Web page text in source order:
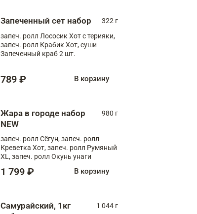
Запеченный сет набор
322 г
запеч. ролл Лососик Хот с терияки,
запеч. ролл Крабик Хот, суши
Запеченный краб 2 шт.
789 ₽ В корзину
Жара в городе набор
NEW
980 г
запеч. ролл Сёгун, запеч. ролл
Креветка Хот, запеч. ролл Румяный
XL, запеч. ролл Окунь унаги
1 799 ₽ В корзину
Самурайский, 1кг
1 044 г